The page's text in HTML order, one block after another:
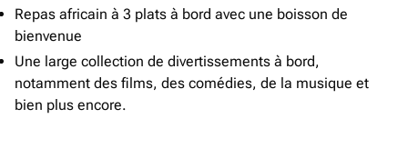
Repas africain à 3 plats à bord avec une boisson de
bienvenue
Une large collection de divertissements à bord,
notamment des films, des comédies, de la musique et
bien plus encore.